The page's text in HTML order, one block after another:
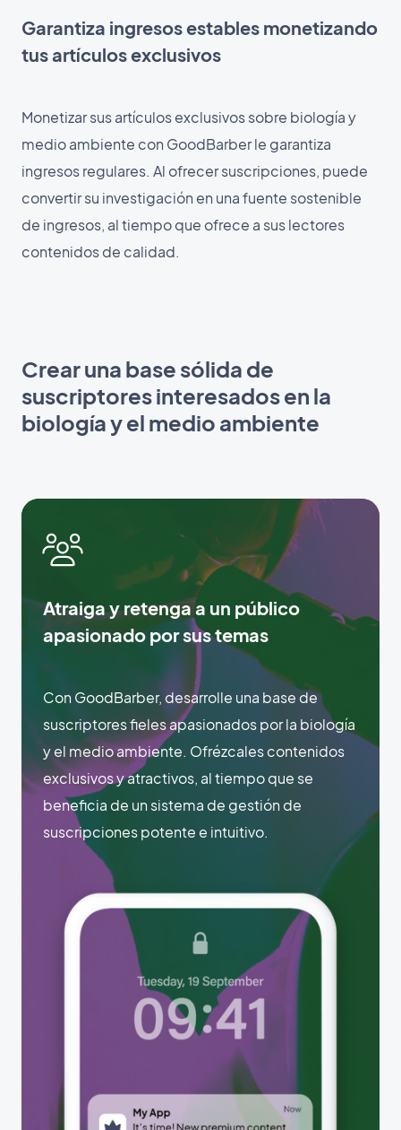
Garantiza ingresos estables monetizando
tus artículos exclusivos
Monetizar sus artículos exclusivos sobre biología y
medio ambiente con GoodBarber le garantiza
ingresos regulares. Al ofrecer suscripciones, puede
convertir su investigación en una fuente sostenible
de ingresos, al tiempo que ofrece a sus lectores
contenidos de calidad.
Crear una base sólida de
suscriptores interesados en la
biología y el medio ambiente
Atraiga y retenga a un público
apasionado por sus temas
Con GoodBarber, desarrolle una base de
suscriptores fieles apasionados por la biología
y el medio ambiente. Ofrézcales contenidos
exclusivos y atractivos, al tiempo que se
beneficia de un sistema de gestión de
suscripciones potente e intuitivo.